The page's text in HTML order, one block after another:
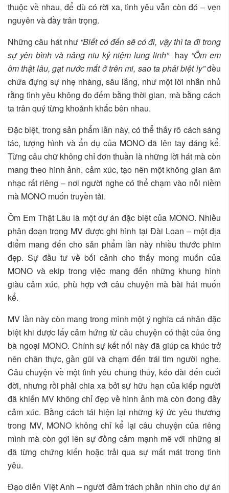
thuộc về nhau, để dù có rời xa, tình yêu vẫn còn đó – vẹn
nguyên và đầy trân trọng.
Những câu hát như “Biết có đến sẽ có đi, vậy thì ta đi trong
sự yên bình và nâng niu kỷ niệm lung linh”hay “Ôm em
ôm thật lâu, gạt nước mắt ở trên mi, sao ta phải biệt ly”đều
chứa đựng sự nhẹ nhàng, sâu lắng, như một lời nhắn nhủ
rằng tình yêu không đo đếm bằng thời gian, mà bằng cách
ta trân quý từng khoảnh khắc bên nhau.
Đặc biệt, trong sản phẩm lần này, có thể thấy rõ cách sáng
tác, tượng hình và ẩn dụ của MONO đã lên tay đáng kể.
Từng câu chữ không chỉ đơn thuần là những lời hát mà còn
mang theo hình ảnh, cảm xúc, tạo nên một không gian âm
nhạc rất riêng – nơi người nghe có thể chạm vào nỗi niềm
mà MONO muốn truyền tải.
Ôm Em Thật Lâu là một dự án đặc biệt của MONO. Nhiều
phân đoạn trong MV được ghi hình tại Đài Loan – một địa
điểm mang đến cho sản phẩm lần này nhiều thước phim
đẹp. Sự đầu tư về bối cảnh cho thấy mong muốn của
MONO và ekip trong việc mang đến những khung hình
giàu cảm xúc, phù hợp với câu chuyện mà bài hát muốn
kể.
MV lần này còn mang trong mình một ý nghĩa cá nhân đặc
biệt khi được lấy cảm hứng từ câu chuyện có thật của ông
bà ngoại MONO. Chính sự kết nối này đã giúp ca khúc trở
nên chân thực, gần gũi và chạm đến trái tim người nghe.
Câu chuyện về một tình yêu chung thủy, kéo dài đến cuối
đời, nhưng rồi phải chia xa bởi sự hữu hạn của kiếp người
đã khiến MV không chỉ đẹp về hình ảnh mà còn đong đầy
cảm xúc. Bằng cách tái hiện lại những ký ức yêu thương
trong MV, MONO không chỉ kể lại câu chuyện của riêng
mình mà còn gợi lên sự đồng cảm mạnh mẽ với những ai
đã từng chứng kiến hoặc trải qua sự mất mát trong tình
yêu.
Đạo diễn Việt Anh – người đảm trách phần nhìn cho dự án